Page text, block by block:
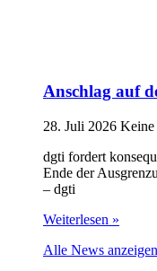
Anschlag auf
28. Juli 2026 Keine
dgti fordert
Ende der
– dgti
Weiterlesen »
Alle News